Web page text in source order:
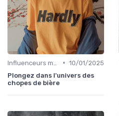
• 10/01/2025
Plongez dans l'univers des
chopes de bière